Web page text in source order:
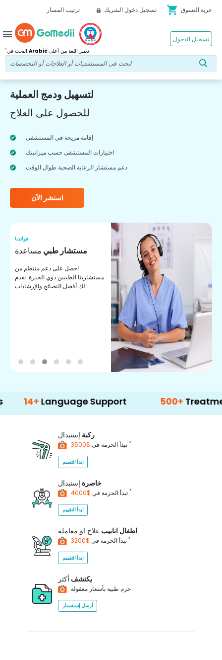
ترتيب المسار تسجيل دخول الشريك shopping_cart عربة التسوق
* Arabic تغيير اللغة من أعلى.
تسجيل الدخول menu
لتسهيل ودمج العملية
للحصول على العلاج
إقامة مريحة في المستشفى
اختيارات المستشفى حسب ميزانيتك
دعم مستشار الرعاية الصحية طوال الوقت
استشر الآن
فوائدنا
مستشار طبي مساعدة
احصل على دعم منتظم من
مستشارينا الطبيين ذوي الخبرة. نقدم
لك أفضل النصائح والإرشادات.
Language Support 500+ Treatment
ركبة إستبدال
تبدأ الحزمة في *
ابدأ التقييم
خاصرة إستبدال
تبدأ الحزمة في *
ابدأ التقييم
اطفال انابيب علاج او معاملة
تبدأ الحزمة في *
ابدأ التقييم
يكتشف أكثر
حزم طبية بأسعار معقولة
أرسل إستفسار